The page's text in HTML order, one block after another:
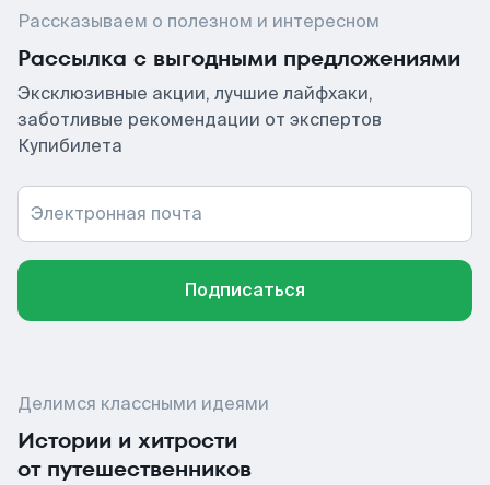
Рассказываем о полезном и интересном
Рассылка с выгодными предложениями
Эксклюзивные акции, лучшие лайфхаки,
заботливые рекомендации от экспертов
Купибилета
Электронная почта
Подписаться
Делимся классными идеями
Истории и хитрости
от путешественников